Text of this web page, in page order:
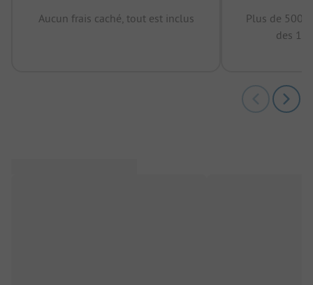
Aucun frais caché, tout est inclus
Plus de
des 12